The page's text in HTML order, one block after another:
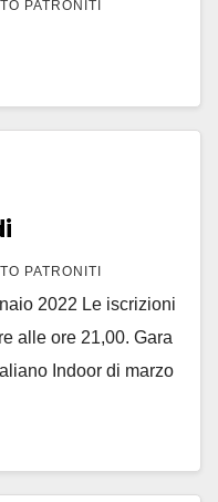
PATRONITI
PATRONITI
2022 Le iscrizioni
alle ore 21,00. Gara
Indoor di marzo